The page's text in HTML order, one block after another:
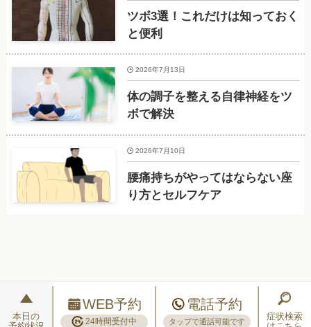
ツボ3選！これだけは知っておく
と便利
体の調子を整える自律神経をツ
ボで解決
2026年7月13日
腰痛持ちがやってはならない座
り方とセルフケア
2026年7月10日
本日の
WEB予約
24時間受付中
電話予約
タップで通話可能です
症状検索